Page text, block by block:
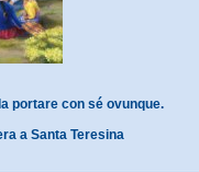
portare con sé ovunque.
a Santa Teresina